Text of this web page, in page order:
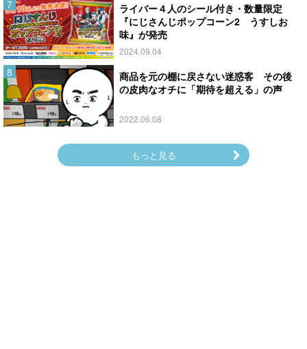
ライバー４人のシール付き・数量限定
『にじさんじポップコーン2 うすしお
味』が発売
2024.09.04
商品を元の棚に戻さない迷惑客 その後
の皮肉なオチに「期待を超える」の声
2022.06.08
もっと見る